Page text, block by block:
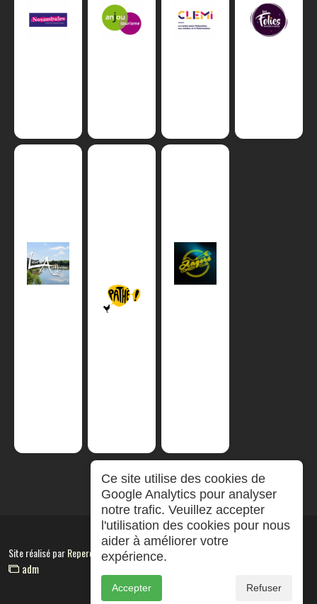
Site réalisé parRepereCom
adm
Ce site utilise des cookies de
Google Analytics pour analyser
notre trafic. Veuillez accepter
l'utilisation des cookies pour nous
aider à améliorer votre
expérience.
Accepter Refuser